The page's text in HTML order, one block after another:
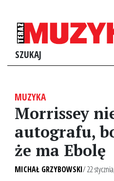
SZUKAJ
MUZYKA
Morrissey
autografu,
że ma Ebolę
MICHAŁ GRZYBOWSKI/ 22